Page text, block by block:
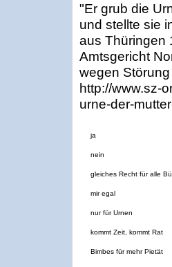
"Er grub die
und stellte sie
aus Thüringen
Amtsgericht
wegen
http://www.sz-
urne-der-
ja
nein
gleiches Recht für alle
mir egal
nur für Urnen
kommt Zeit, kommt Rat
Bimbes für mehr Pietät